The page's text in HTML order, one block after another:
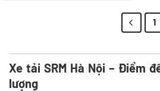
1
Xe tải SRM Hà Nội – Điểm
lượng